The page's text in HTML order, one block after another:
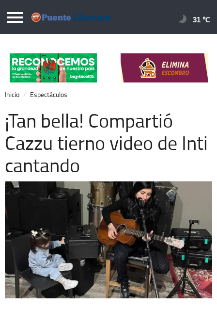
Puentelibre.mx
Local
Nacional
Opinión
Cronos
Economía
Espectáculos
Extra +
31 ℃
Inicio Espectáculos
¡Tan bella! Compartió
Cazzu tierno video de Inti
cantando